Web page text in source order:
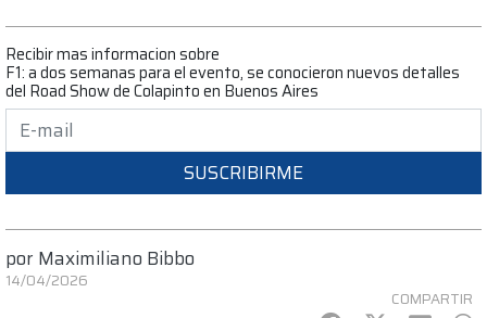
Recibir mas informacion sobre
F1: a dos semanas para el evento, se conocieron nuevos detalles
del Road Show de Colapinto en Buenos Aires
SUSCRIBIRME
por Maximiliano Bibbo
14/04/2026
COMPARTIR